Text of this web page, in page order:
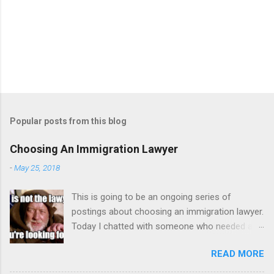
Popular posts from this blog
Choosing An Immigration Lawyer
-May 25, 2018
This is going to be an ongoing series of
postings about choosing an immigration lawyer.
Today I chatted with someone who needed a
property in India and has a dispute with his
sister. It was mainly a counseling session on
READ MORE